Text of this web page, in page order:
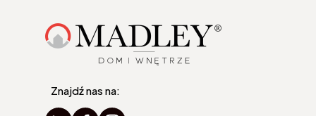
Znajdź nas na: